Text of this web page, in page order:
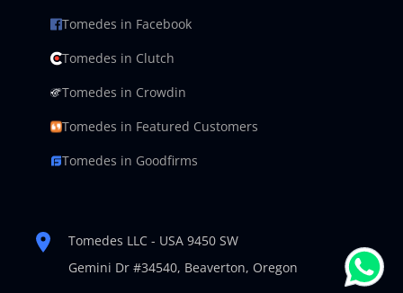
Tomedes in Facebook
Tomedes in Clutch
Tomedes in Crowdin
Tomedes in Featured Customers
Tomedes in Goodfirms
Tomedes LLC - USA 9450 SW
Gemini Dr #34540, Beaverton, Oregon